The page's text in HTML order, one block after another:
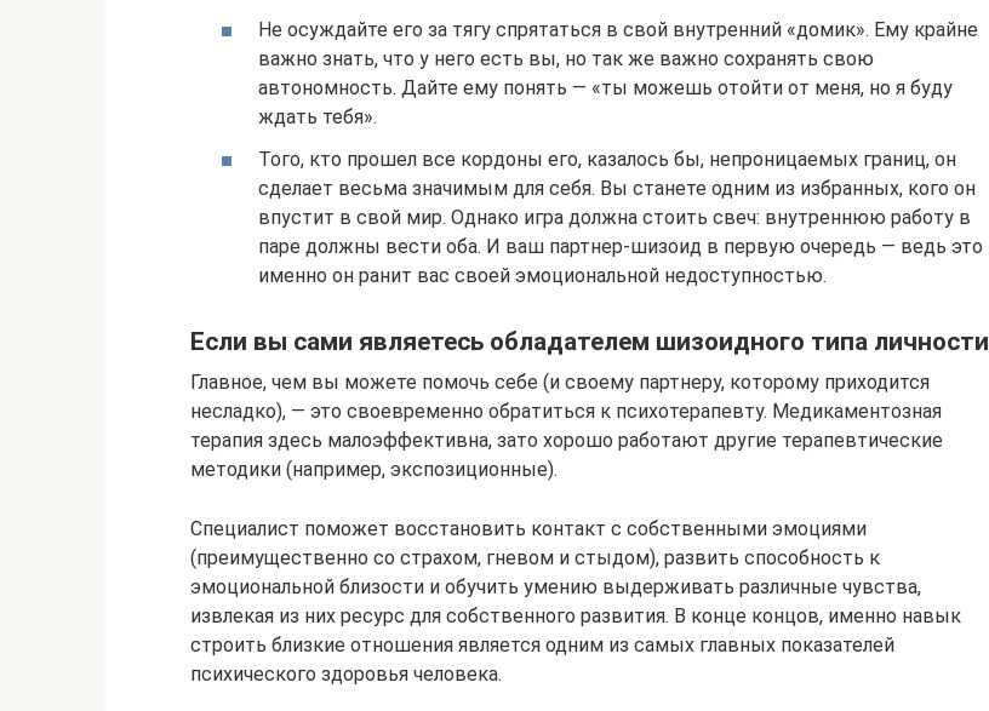
Не осуждайте его за тягу спрятаться в свой внутренний «домик». Ему крайне
важно знать, что у него есть вы, но так же важно сохранять свою
автономность. Дайте ему понять — «ты можешь отойти от меня, но я буду
ждать тебя».
Того, кто прошел все кордоны его, казалось бы, непроницаемых границ, он
сделает весьма значимым для себя. Вы станете одним из избранных, кого он
впустит в свой мир. Однако игра должна стоить свеч: внутреннюю работу в
паре должны вести оба. И ваш партнер-шизоид в первую очередь — ведь это
именно он ранит вас своей эмоциональной недоступностью.
Если вы сами являетесь обладателем шизоидного типа личности
Главное, чем вы можете помочь себе (и своему партнеру, которому приходится
несладко), — это своевременно обратиться к психотерапевту. Медикаментозная
терапия здесь малоэффективна, зато хорошо работают другие терапевтические
методики (например, экспозиционные).
Специалист поможет восстановить контакт с собственными эмоциями
(преимущественно со страхом, гневом и стыдом), развить способность к
эмоциональной близости и обучить умению выдерживать различные чувства,
извлекая из них ресурс для собственного развития. В конце концов, именно навык
строить близкие отношения является одним из самых главных показателей
психического здоровья человека.